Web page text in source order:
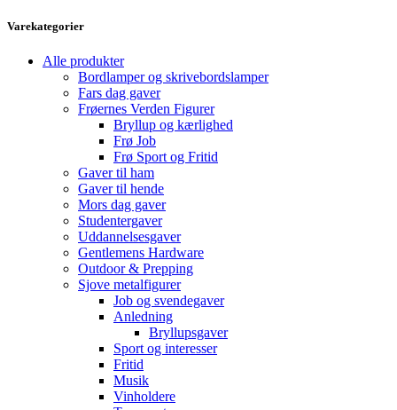
Varekategorier
Alle produkter
Bordlamper og skrivebordslamper
Fars dag gaver
Frøernes Verden Figurer
Bryllup og kærlighed
Frø Job
Frø Sport og Fritid
Gaver til ham
Gaver til hende
Mors dag gaver
Studentergaver
Uddannelsesgaver
Gentlemens Hardware
Outdoor & Prepping
Sjove metalfigurer
Job og svendegaver
Anledning
Bryllupsgaver
Sport og interesser
Fritid
Musik
Vinholdere